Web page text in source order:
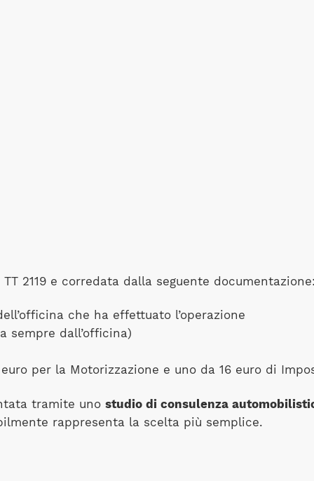
2119 e corredata dalla seguente
che ha effettuato l’operazione
sempre dall’officina)
per la Motorizzazione e uno da 16 euro di
tramite uno studio di consulenza
rappresenta la scelta più semplice.